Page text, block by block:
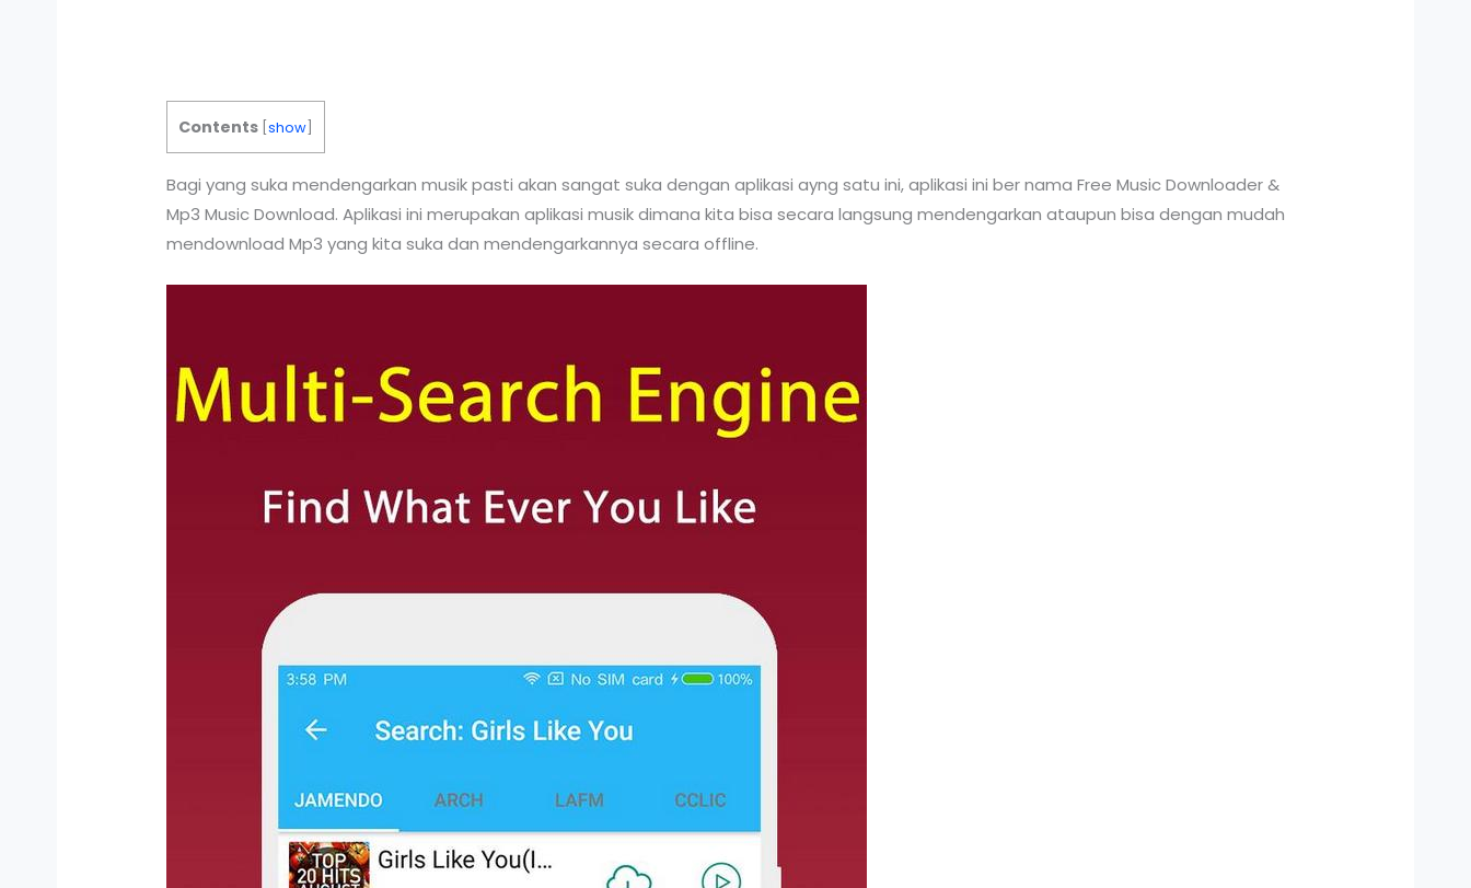
Contents [show
Bagi yang suka mendengarkan musik pasti akan sangat suka dengan aplikasi ayng satu ini, aplikasi ini ber nama Free Music Downloader &
Mp3 Music Download. Aplikasi ini merupakan aplikasi musik dimana kita bisa secara langsung mendengarkan ataupun bisa dengan mudah
mendownload Mp3 yang kita suka dan mendengarkannya secara offline.